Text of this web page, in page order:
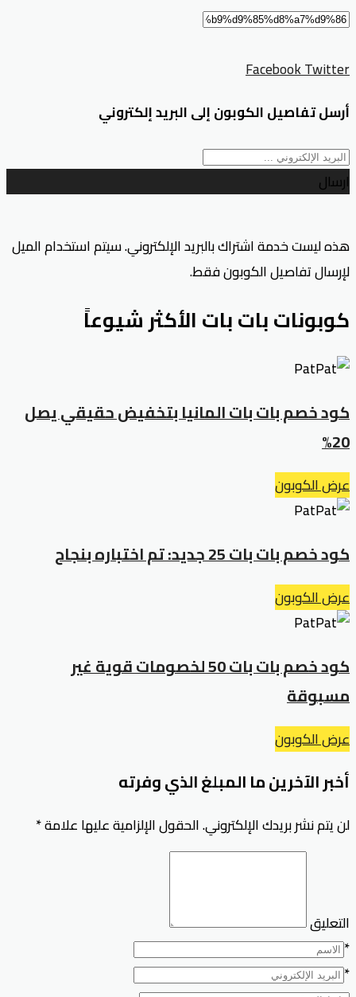
FacebookTwitter
أرسل تفاصيل الكوبون إلى البريد إلكتروني
ارسال
هذه ليست خدمة اشتراك بالبريد الإلكتروني. سيتم استخدام الميل
لإرسال تفاصيل الكوبون فقط.
كوبونات بات بات الأكثر شيوعاً
كود خصم بات بات المانيا بتخفيض حقيقي يصل
20%
عرض الكوبون
كود خصم بات بات 25 جديد: تم اختباره بنجاح
عرض الكوبون
كود خصم بات بات 50 لخصومات قوية غير
مسبوقة
عرض الكوبون
أخبر الآخرين ما المبلغ الذي وفرته
لن يتم نشر بريدك الإلكتروني.الحقول الإلزامية عليها علامة*
التعليق
*
*